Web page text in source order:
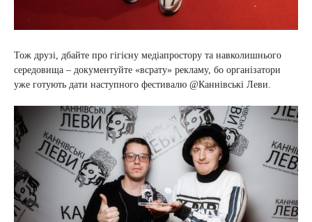
Тож друзі, дбайте про гігієну медіапростору та навколишнього
середовища – документуйте «всрату» рекламу, бо організатори
уже готують дати наступного фестивалю @Каннівські Леви.